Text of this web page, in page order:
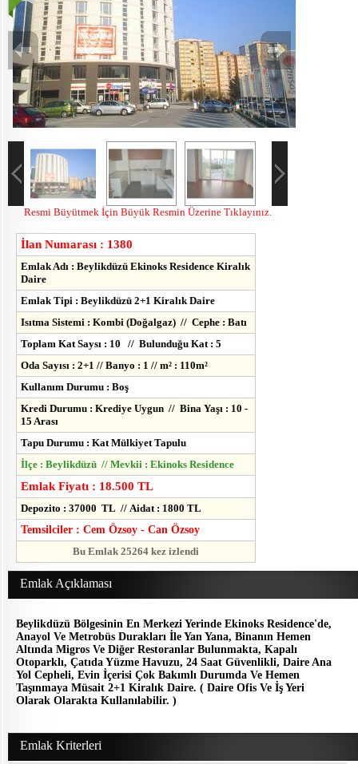
Resmi Büyütmek İçin Büyük Resmin Üzerine Tıklayınız.
İlan Numarası : 1380
Emlak Adı : Beylikdüzü Ekinoks Residence Kiralık
Daire
Emlak Tipi : Beylikdüzü 2+1 Kiralık Daire
Isıtma Sistemi : Kombi (Doğalgaz) // Cephe : Batı
Toplam Kat Saysı : 10 // Bulunduğu Kat : 5
Oda Sayısı : 2+1 // Banyo : 1 // m² : 110m²
Kullanım Durumu : Boş
Kredi Durumu : Krediye Uygun // Bina Yaşı : 10 -
15 Arası
Tapu Durumu : Kat Mülkiyet Tapulu
İlçe : Beylikdüzü // Mevkii : Ekinoks Residence
Emlak Fiyatı : 18.500 TL
Depozito : 37000 TL // Aidat : 1800 TL
Temsilciler : Cem Özsoy - Can Özsoy
Bu Emlak 25264 kez izlendi
Emlak Açıklaması
Beylikdüzü Bölgesinin En Merkezi Yerinde Ekinoks Residence'de,
Anayol Ve Metrobüs Durakları İle Yan Yana, Binanın Hemen
Altında Migros Ve Diğer Restoranlar Bulunmakta, Kapalı
Otoparklı, Çatıda Yüzme Havuzu, 24 Saat Güvenlikli, Daire Ana
Yol Cepheli, Evin İçerisi Çok Bakımlı Durumda Ve Hemen
Taşınmaya Müsait 2+1 Kiralık Daire. ( Daire Ofis Ve İş Yeri
Olarak Olarakta Kullanılabilir. )
Emlak Kriterleri